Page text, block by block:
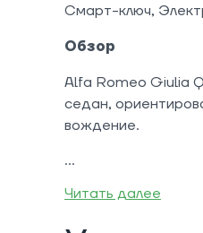
Смарт-ключ,
Обзор
Alfa Romeo Giulia
седан,
вождение.
Читать далее